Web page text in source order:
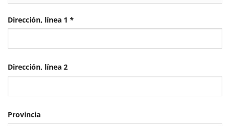
Dirección, línea 1 *
Dirección, línea 2
Provincia